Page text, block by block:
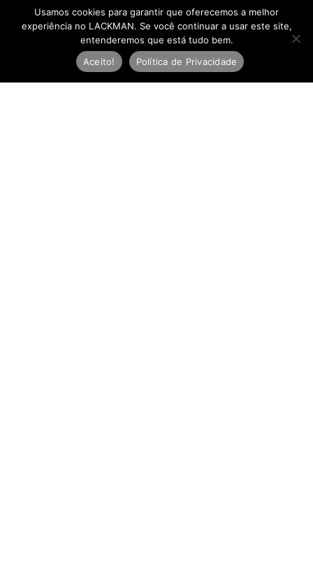
Usamos cookies para garantir que oferecemos a melhor
experiência no LACKMAN. Se você continuar a usar este site,
entenderemos que está tudo bem.
Aceito!
Política de Privacidade